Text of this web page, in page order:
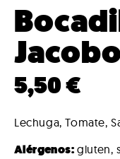
Jacobo
5,50€
Lechuga, Tomate,
Alérgenos:gluten,